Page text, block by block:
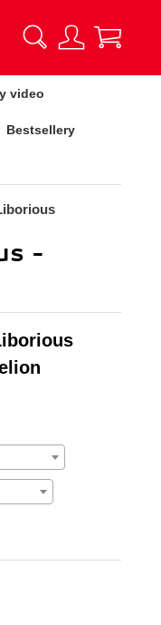
video
Bestsellery
-